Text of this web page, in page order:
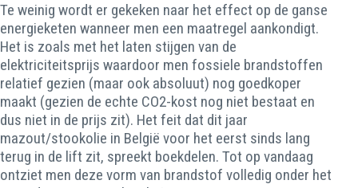
Te weinig wordt er gekeken naar het effect op de ganse
energieketen wanneer men een maatregel aankondigt.
Het is zoals met het laten stijgen van de
elektriciteitsprijs waardoor men fossiele brandstoffen
relatief gezien (maar ook absoluut) nog goedkoper
maakt (gezien de echte CO2-kost nog niet bestaat en
dus niet in de prijs zit). Het feit dat dit jaar
mazout/stookolie in België voor het eerst sinds lang
terug in de lift zit, spreekt boekdelen. Tot op vandaag
ontziet men deze vorm van brandstof volledig onder het